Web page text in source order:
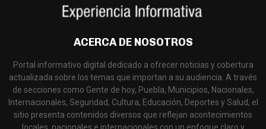
ACERCA DE NOSOTROS
Portal informativo digital dedicado a ofrecer noticias y cobertura
actualizada sobre los temas que importan a su audiencia. A través
de secciones como Gente de hoy, Puebla, Municipios, Nacionales,
Internacionales, Seguridad, Cultura, Educación, Deportes y Salud, el
sitio presenta contenidos diversos que reflejan acontecimientos
locales, nacionales e internacionales con un enfoque claro y